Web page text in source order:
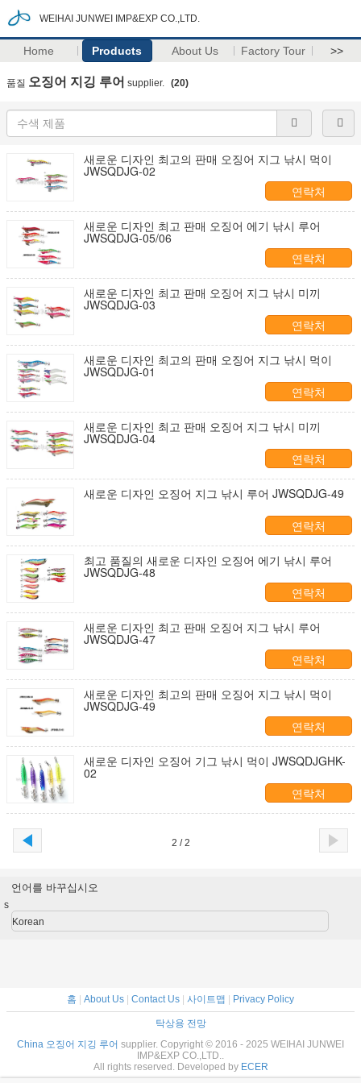
WEIHAI JUNWEI IMP&EXP CO.,LTD.
Home Products About Us Factory Tour >>
품질 오징어 지깅 루어 supplier. (20)
새로운 디자인 최고의 판매 오징어 지그 낚시 먹이
JWSQDJG-02
연락처
새로운 디자인 최고 판매 오징어 에기 낚시 루어
JWSQDJG-05/06
연락처
새로운 디자인 최고 판매 오징어 지그 낚시 미끼
JWSQDJG-03
연락처
새로운 디자인 최고의 판매 오징어 지그 낚시 먹이
JWSQDJG-01
연락처
새로운 디자인 최고 판매 오징어 지그 낚시 미끼
JWSQDJG-04
연락처
새로운 디자인 오징어 지그 낚시 루어 JWSQDJG-49
연락처
최고 품질의 새로운 디자인 오징어 에기 낚시 루어
JWSQDJG-48
연락처
새로운 디자인 최고 판매 오징어 지그 낚시 루어
JWSQDJG-47
연락처
새로운 디자인 최고의 판매 오징어 지그 낚시 먹이
JWSQDJG-49
연락처
새로운 디자인 오징어 기그 낚시 먹이 JWSQDJGHK-
02
연락처
2 / 2
언어를 바꾸십시오
s
Korean
홈 About Us Contact Us 사이트맵 Privacy Policy
탁상용 전망
China 오징어 지깅 루어 supplier. Copyright © 2016 - 2025 WEIHAI JUNWEI
IMP&EXP CO.,LTD..
All rights reserved. Developed by ECER